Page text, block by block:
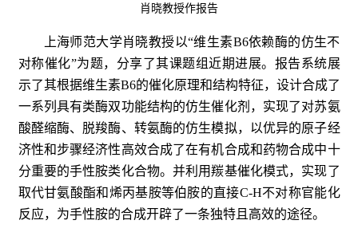
肖晓教授作报告
上海师范大学肖晓教授以“维生素B6依赖酶的仿生不
对称催化”为题，分享了其课题组近期进展。报告系统展
示了其根据维生素B6的催化原理和结构特征，设计合成了
一系列具有类酶双功能结构的仿生催化剂，实现了对苏氨
酸醛缩酶、脱羧酶、转氨酶的仿生模拟，以优异的原子经
济性和步骤经济性高效合成了在有机合成和药物合成中十
分重要的手性胺类化合物。并利用羰基催化模式，实现了
取代甘氨酸酯和烯丙基胺等伯胺的直接C-H不对称官能化
反应，为手性胺的合成开辟了一条独特且高效的途径。